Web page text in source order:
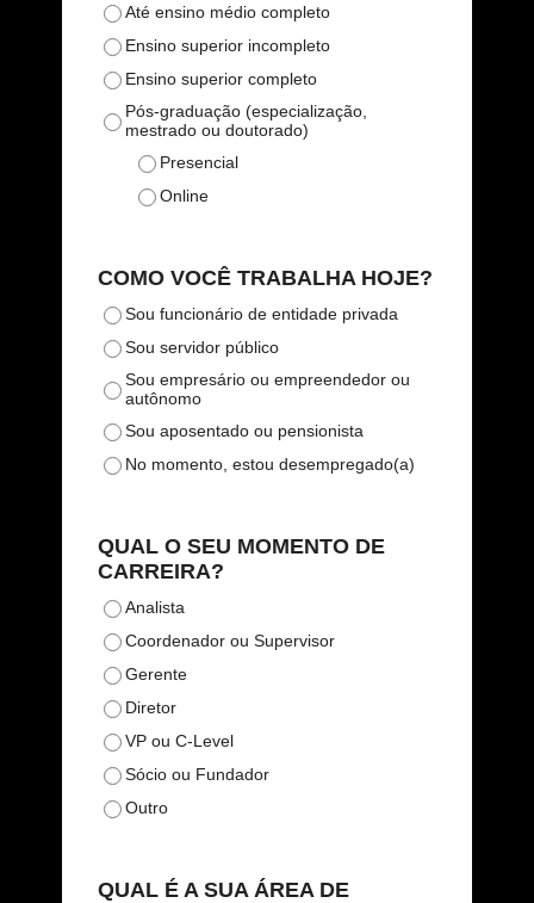
Até ensino médio completo
Ensino superior incompleto
Ensino superior completo
Pós-graduação (especialização,
mestrado ou doutorado)
Presencial
Online
COMO VOCÊ TRABALHA HOJE?
Sou funcionário de entidade privada
Sou servidor público
Sou empresário ou empreendedor ou
autônomo
Sou aposentado ou pensionista
No momento, estou desempregado(a)
QUAL O SEU MOMENTO DE
CARREIRA?
Analista
Coordenador ou Supervisor
Gerente
Diretor
VP ou C-Level
Sócio ou Fundador
Outro
QUAL É A SUA ÁREA DE